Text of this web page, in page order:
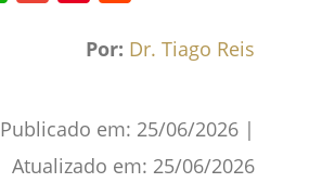
Por: Dr. Tiago Reis
Publicado em: 25/06/2026 |
Atualizado em: 25/06/2026